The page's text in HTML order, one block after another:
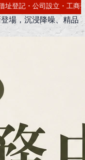
記帳報稅・節稅規劃・帳務
場，沉浸降噪、精品